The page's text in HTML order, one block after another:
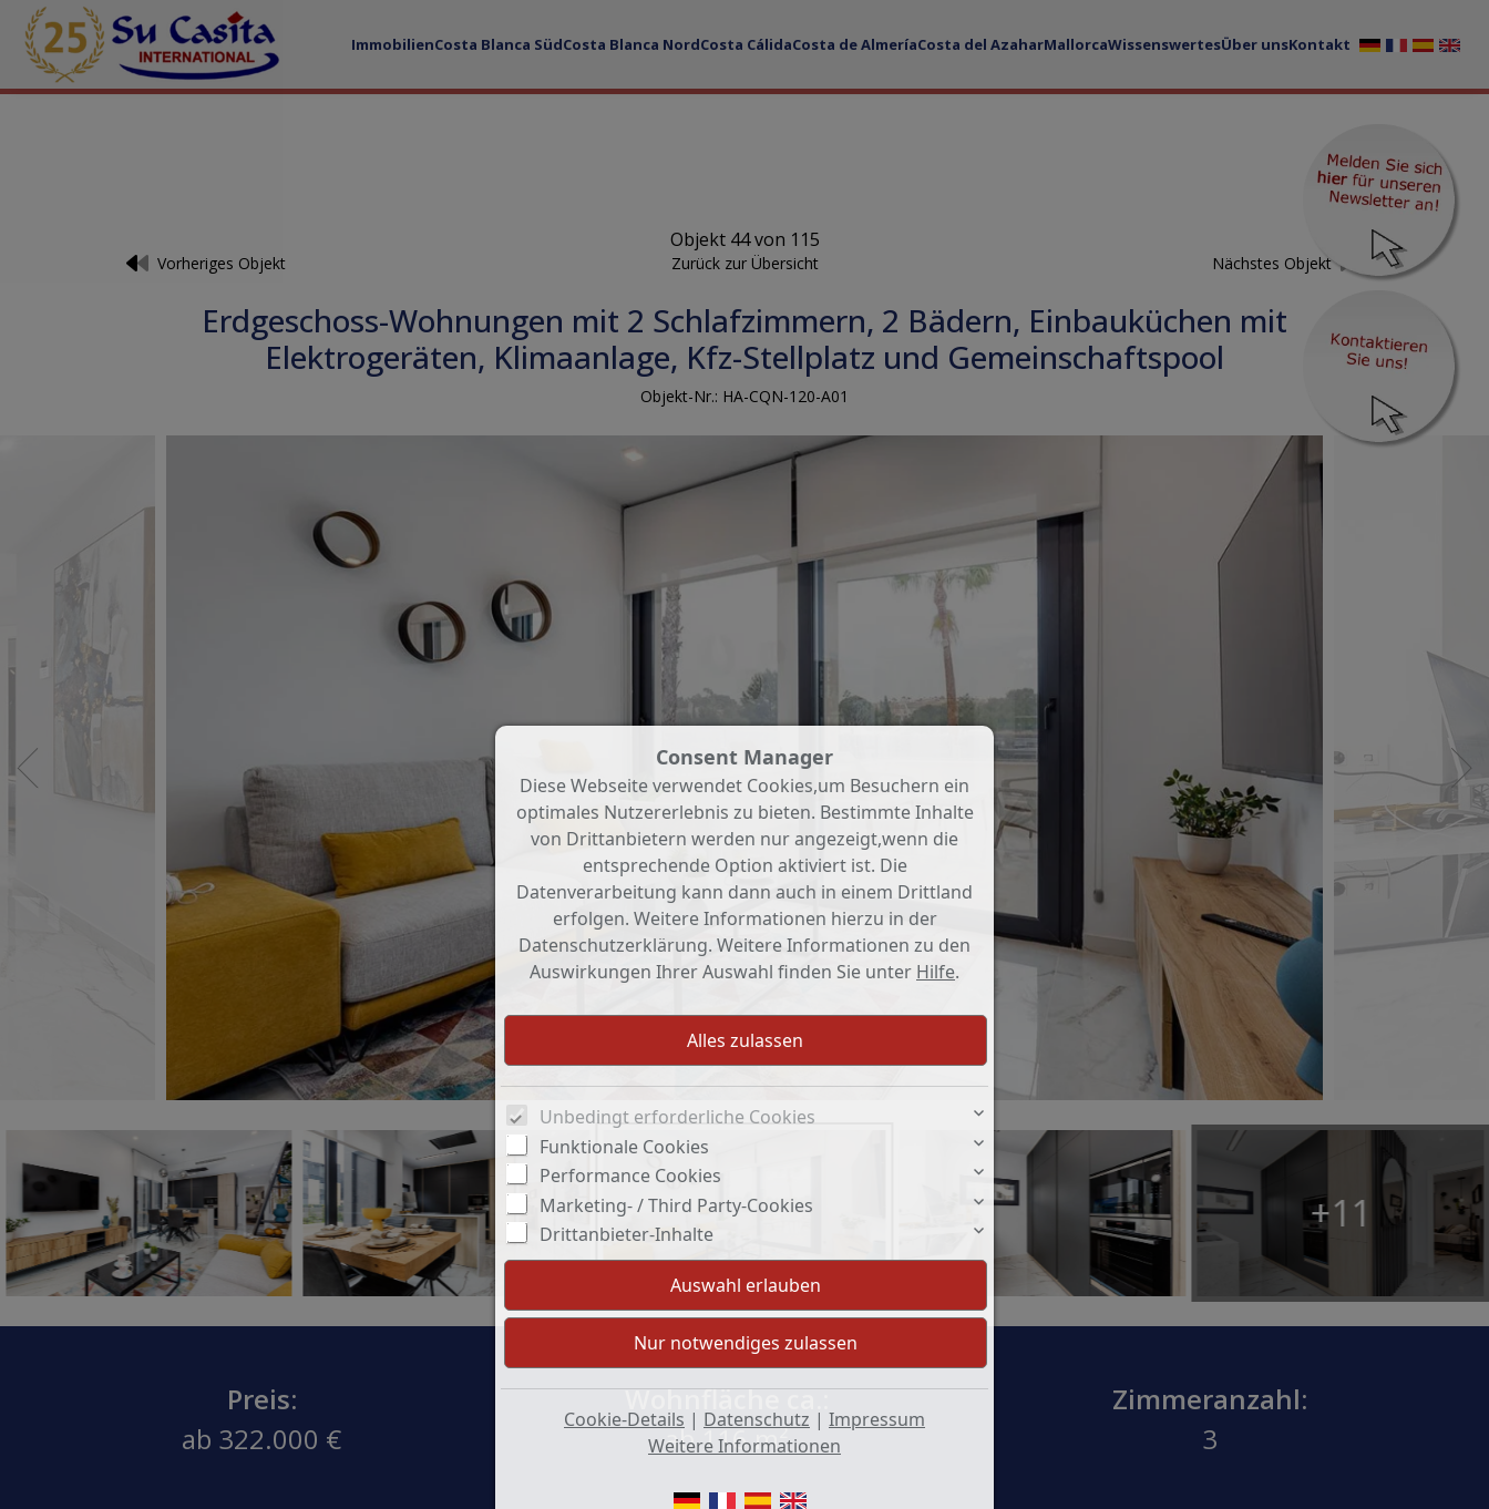
ImmobilienCosta Blanca SüdCosta Blanca NordCosta CálidaCosta de AlmeríaCosta del AzaharMallorcaWissenswertesÜber unsKontakt
Objekt 44 von 115
Nächstes Objekt
Vorheriges Objekt Zurück zur Übersicht
Erdgeschoss-Wohnungen mit 2 Schlafzimmern, 2 Bädern, Einbauküchen mit
Elektrogeräten, Klimaanlage, Kfz-Stellplatz und Gemeinschaftspool
Objekt-Nr.: HA-CQN-120-A01
+10
Preis:
ab 322.000 €
Wohnfläche ca.:
ab 116 m²
Zimmeranzahl:
3
Consent Manager
Diese Webseite verwendet Cookies,um Besuchern ein
optimales Nutzererlebnis zu bieten. Bestimmte Inhalte
von Drittanbietern werden nur angezeigt,wenn die
entsprechende Option aktiviert ist. Die
Datenverarbeitung kann dann auch in einem Drittland
erfolgen. Weitere Informationen hierzu in der
Datenschutzerklärung. Weitere Informationen zu den
Auswirkungen Ihrer Auswahl finden Sie unter Hilfe.
Unbedingt erforderliche Cookies
Funktionale Cookies
Performance Cookies
Marketing- / Third Party-Cookies
Drittanbieter-Inhalte
Cookie-Details | Datenschutz | Impressum
Weitere Informationen
Consent Manager
HILFE
Um fortfahren zu können,müssen Sie eine
Auswahl treffen. Nachfolgend erhalten Sie
Erläuterung der verschiedenen Optionen und
Bedeutung.
Alles zulassen:
Jedes Cookie wie z.B. Tracking- und Analytische-
sowie Drittanbieter-Inhalte.
Auswahl erlauben:
Es werden nur Drittanbieter-Inhalte oder die
Arten zugelassen die Sie in den Checkboxen
Nur notwendiges zulassen:
Es werden nur die technisch notwendigen
zugelassen und keine Drittanbieter-Inhalte.
zurück